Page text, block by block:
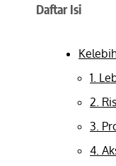
Daftar Isi
1.
2.
3.
4.